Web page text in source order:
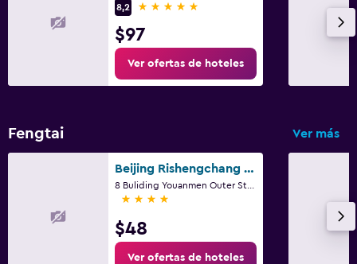
8,2
5 estrellas
$97
Ver ofertas de hoteles
Fengtai Ver más
Beijing Rishengchang Hotel
4 estrellas
$48
Ver ofertas de hoteles